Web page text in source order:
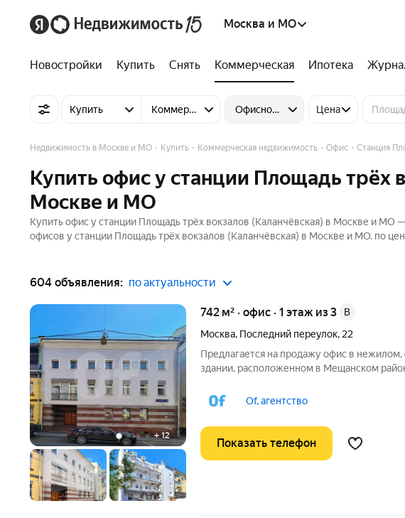
Москва и МО
Новостройки Купить Снять Коммерческая Ипотека
Купить Коммерческую недвижимость
Офисное помещение
Цена
Недвижимость в Москве и МО Купить Коммерческая недвижимость Офис Станция
Купить офис у станции Площадь трёх
Москве и МО
Купить офис у станции Площадь трёх вокзалов (Каланчёвская) в Москве и МО
офисов у станции Площадь трёх вокзалов (Каланчёвская) в Москве и МО. по
604 объявления: по актуальности
+12
742 м² · офис · 1 этаж из 3
B
Москва, Последний переулок, 22
Предлагается на продажу офис в
здании, расположенном в Мещанском
станций метро Сухаревская, Цветной
Общая площадь : 742
Of, агентство
Показать телефон